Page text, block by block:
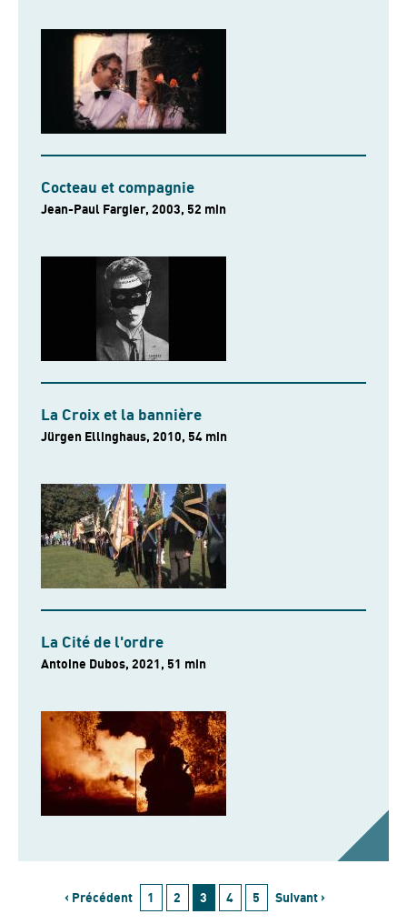
Cocteau et compagnie
Jean-Paul Fargier, 2003, 52 min
La Croix et la bannière
Jürgen Ellinghaus, 2010, 54 min
La Cité de l'ordre
Antoine Dubos, 2021, 51 min
‹ Précédent 1 2 3 4 5 Suivant ›